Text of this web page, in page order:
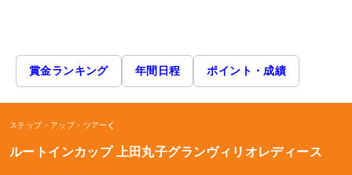
賞金ランキング 年間日程 ポイント・成績
ステップ・アップ・ツアー
ルートインカップ 上田丸子グランヴィリオレディース